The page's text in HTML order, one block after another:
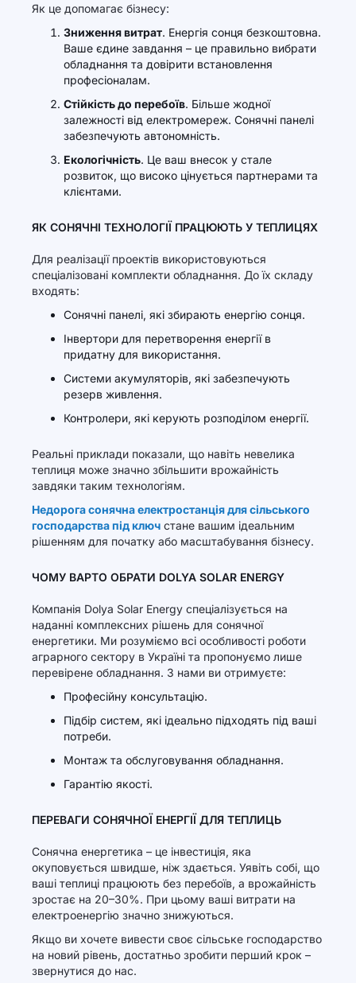
Як це допомагає бізнесу:
Зниження витрат. Енергія сонця безкоштовна.
Ваше єдине завдання – це правильно вибрати
обладнання та довірити встановлення
професіоналам.
Стійкість до перебоїв. Більше жодної
залежності від електромереж. Сонячні панелі
забезпечують автономність.
Екологічність. Це ваш внесок у стале
розвиток, що високо цінується партнерами та
клієнтами.
ЯК СОНЯЧНІ ТЕХНОЛОГІЇ ПРАЦЮЮТЬ У ТЕПЛИЦЯХ
Для реалізації проектів використовуються
спеціалізовані комплекти обладнання. До їх складу
входять:
Сонячні панелі, які збирають енергію сонця.
Інвертори для перетворення енергії в
придатну для використання.
Системи акумуляторів, які забезпечують
резерв живлення.
Контролери, які керують розподілом енергії.
Реальні приклади показали, що навіть невелика
теплиця може значно збільшити врожайність
завдяки таким технологіям.
Недорога сонячна електростанція для сільського
господарства під ключ стане вашим ідеальним
рішенням для початку або масштабування бізнесу.
ЧОМУ ВАРТО ОБРАТИ DOLYA SOLAR ENERGY
Компанія Dolya Solar Energy спеціалізується на
наданні комплексних рішень для сонячної
енергетики. Ми розуміємо всі особливості роботи
аграрного сектору в Україні та пропонуємо лише
перевірене обладнання. З нами ви отримуєте:
Професійну консультацію.
Підбір систем, які ідеально підходять під ваші
потреби.
Монтаж та обслуговування обладнання.
Гарантію якості.
ПЕРЕВАГИ СОНЯЧНОЇ ЕНЕРГІЇ ДЛЯ ТЕПЛИЦЬ
Сонячна енергетика – це інвестиція, яка
окуповується швидше, ніж здається. Уявіть собі, що
ваші теплиці працюють без перебоїв, а врожайність
зростає на 20–30%. При цьому ваші витрати на
електроенергію значно знижуються.
Якщо ви хочете вивести своє сільське господарство
на новий рівень, достатньо зробити перший крок –
звернутися до нас.